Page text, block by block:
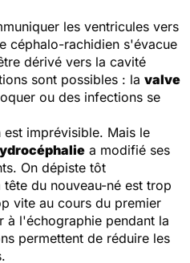
les ventricules vers
céphalo-rachidien s'évacue
dérivé vers la cavité
sont possibles : la valve
ou des infections se
imprévisible. Mais le
a modifié ses
On dépiste tôt
du nouveau-né est trop
vite au cours du premier
à l'échographie pendant la
permettent de réduire les